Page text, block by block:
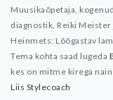
Muusikaõpetaja,
diagnostik, Reiki
Heinmets: Lõõgastav
Tema kohta saad lugeda
kes on mitme kirega
Liis Stylecoach